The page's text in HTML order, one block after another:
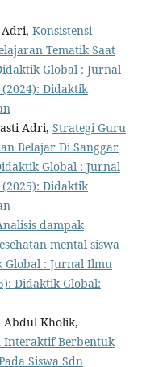
Konsistensi
Tematik Saat
Global : Jurnal
Didaktik
Adri, Strategi Guru
Belajar Di Sanggar
Global : Jurnal
Didaktik
dampak
mental siswa
Global : Jurnal Ilmu
Didaktik Global:
Abdul Kholik,
Interaktif Berbentuk
Siswa Sdn